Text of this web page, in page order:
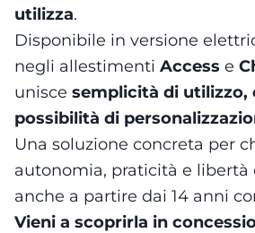
utilizza.
Disponibile in versione
negli allestimenti Access e
unisce semplicità di utilizzo,
possibilità di
Una soluzione concreta per
autonomia, praticità e
anche a partire dai 14 anni
Vieni a scoprirla in